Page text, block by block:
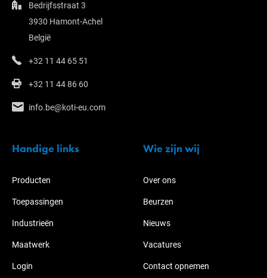
Bedrijfsstraat 3
3930 Hamont-Achel
België
+32 11 44 65 51
+32 11 44 86 60
info.be@koti-eu.com
Handige links
Producten
Toepassingen
Industrieën
Maatwerk
Login
Wie zijn wij
Over ons
Beurzen
Nieuws
Vacatures
Contact opnemen